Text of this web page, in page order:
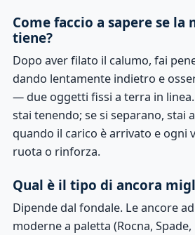
Come faccio a sapere se la
tiene?
Dopo aver filato il calumo, fai
dando lentamente indietro e
— due oggetti fissi a terra in linea.
stai tenendo; se si separano, stai
quando il carico è arrivato e ogni
ruota o rinforza.
Qual è il tipo di ancora
Dipende dal fondale. Le ancore
moderne a paletta (Rocna,